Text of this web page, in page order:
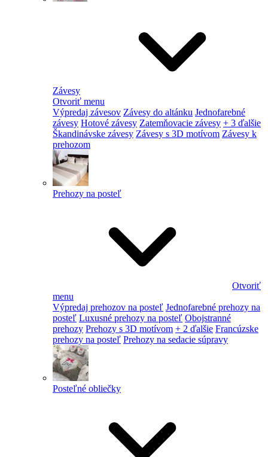
Závesy
Otvoriť menu
Výpredaj závesov Závesy do altánku Jednofarebné
závesy Hotové závesy Zatemňovacie závesy + 3 ďalšie
Škandinávske závesy Závesy s 3D motívom Závesy k
prehozom
Prehozy na posteľ
Otvoriť
menu
Výpredaj prehozov na posteľ Jednofarebné prehozy na
posteľ Luxusné prehozy na posteľ Obojstranné
prehozy Prehozy s 3D motívom + 2 ďalšie Francúzske
prehozy na posteľ Prehozy na sedacie súpravy
Posteľné obliečky